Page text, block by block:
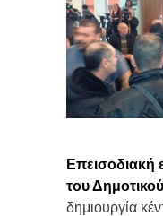
Επεισοδιακή
του
δημιουργία